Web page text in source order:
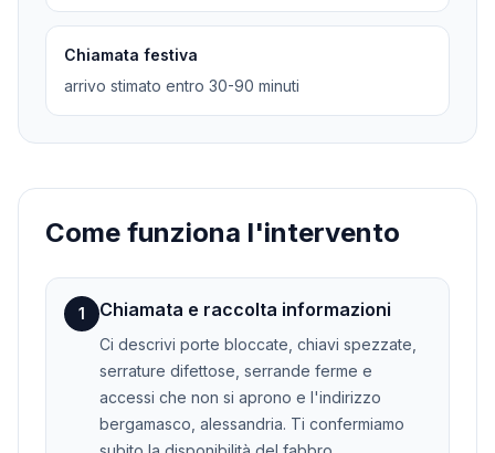
Chiamata festiva
arrivo stimato entro 30-90 minuti
Come funziona l'intervento
1 Chiamata e raccolta informazioni
Ci descrivi porte bloccate, chiavi spezzate,
serrature difettose, serrande ferme e
accessi che non si aprono e l'indirizzo
bergamasco, alessandria. Ti confermiamo